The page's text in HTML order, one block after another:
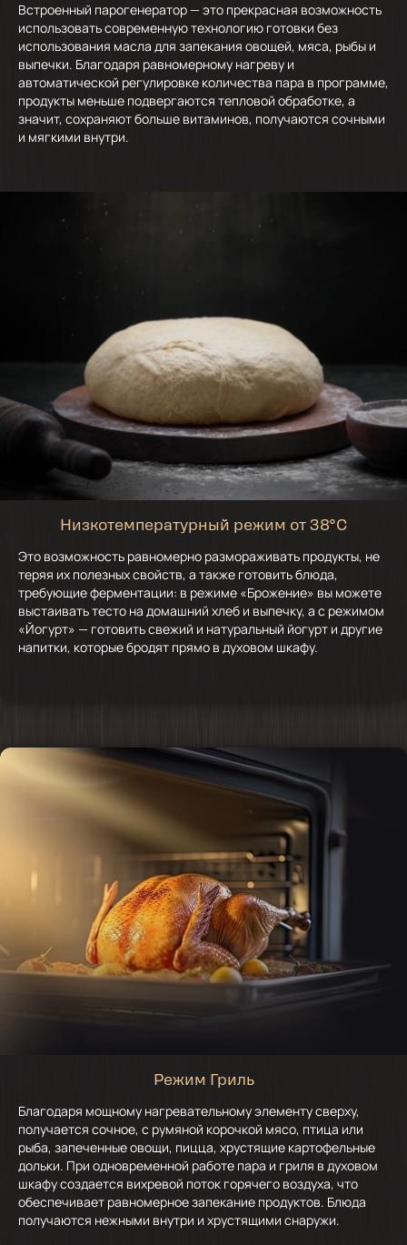
Встроенный парогенератор — это прекрасная возможность
использовать современную технологию готовки без
использования масла для запекания овощей, мяса, рыбы и
выпечки. Благодаря равномерному нагреву и
автоматической регулировке количества пара в программе,
продукты меньше подвергаются тепловой обработке, а
значит, сохраняют больше витаминов, получаются сочными
и мягкими внутри.
Низкотемпературный режим от 38°C
Это возможность равномерно размораживать продукты, не
теряя их полезных свойств, а также готовить блюда,
требующие ферментации: в режиме «Брожение» вы можете
выстаивать тесто на домашний хлеб и выпечку, а с режимом
«Йогурт» — готовить свежий и натуральный йогурт и другие
напитки, которые бродят прямо в духовом шкафу.
Режим Гриль
Благодаря мощному нагревательному элементу сверху,
получается сочное, с румяной корочкой мясо, птица или
рыба, запеченные овощи, пицца, хрустящие картофельные
дольки. При одновременной работе пара и гриля в духовом
шкафу создается вихревой поток горячего воздуха, что
обеспечивает равномерное запекание продуктов. Блюда
получаются нежными внутри и хрустящими снаружи.